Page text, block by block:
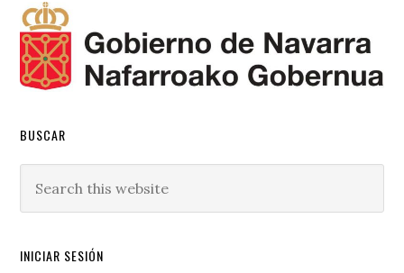
BUSCAR
this
INICIAR SESIÓN